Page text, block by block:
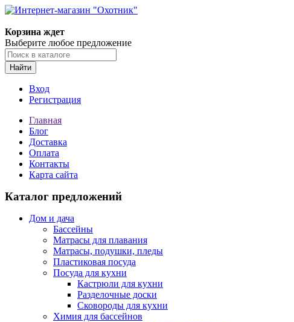
Корзина ждет
Выберите любое предложение
Найти
Вход
Регистрация
Главная
Блог
Доставка
Оплата
Контакты
Карта сайта
Каталог предложений
Дом и дача
Бассейны
Матрасы для плавания
Матрасы, подушки, пледы
Пластиковая посуда
Посуда для кухни
Кастрюли для кухни
Разделочные доски
Сковороды для кухни
Химия для бассейнов